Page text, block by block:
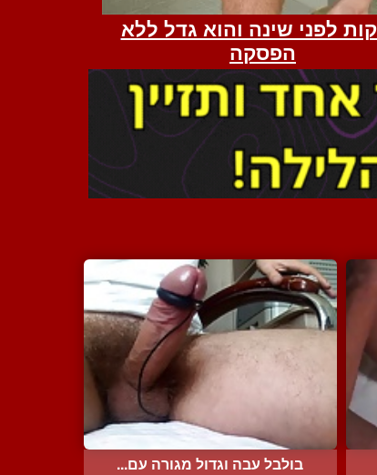
בולבל עבה וגדול מגורה עם...